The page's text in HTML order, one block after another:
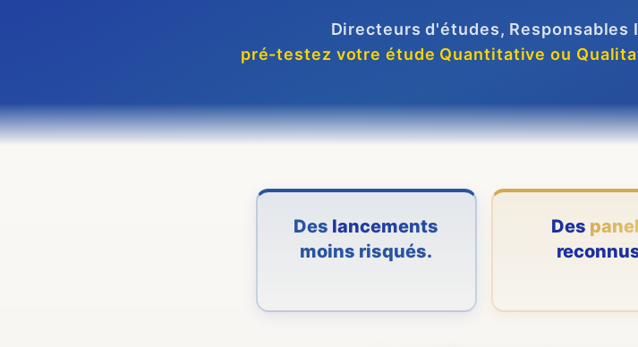
Directeurs d'études, Responsables
pré-testez votre étude Quantitative ou
Des lancements
moins risqués.
Des